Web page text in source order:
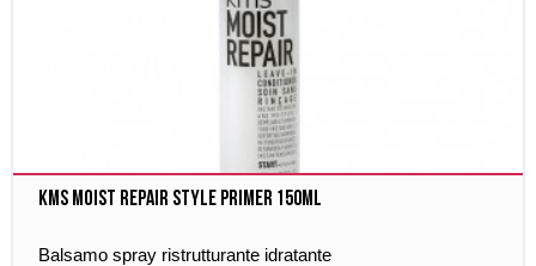
Kms Moist Repair Style Primer 150ml
Balsamo spray ristrutturante idratante